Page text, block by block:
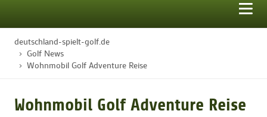
STARTSEITE
deutschland-spielt-golf.de
Golf News
Wohnmobil Golf Adventure Reise
Wohnmobil Golf Adventure Reise